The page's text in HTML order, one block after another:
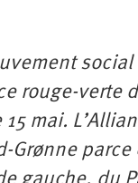
social
rouge-verte
mai.
Grønne parce